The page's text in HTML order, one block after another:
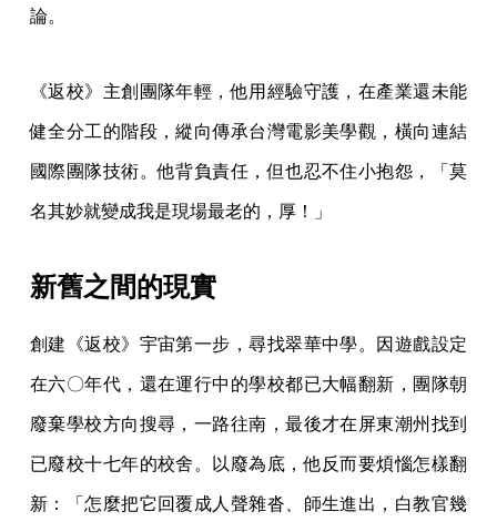
論。
《返校》主創團隊年輕，他用經驗守護，在產業還未能
健全分工的階段，縱向傳承台灣電影美學觀，橫向連結
國際團隊技術。他背負責任，但也忍不住小抱怨，「莫
名其妙就變成我是現場最老的，厚！」
新舊之間的現實
創建《返校》宇宙第一步，尋找翠華中學。因遊戲設定
在六〇年代，還在運行中的學校都已大幅翻新，團隊朝
廢棄學校方向搜尋，一路往南，最後才在屏東潮州找到
已廢校十七年的校舍。以廢為底，他反而要煩惱怎樣翻
新：「怎麼把它回覆成人聲雜沓、師生進出，白教官幾